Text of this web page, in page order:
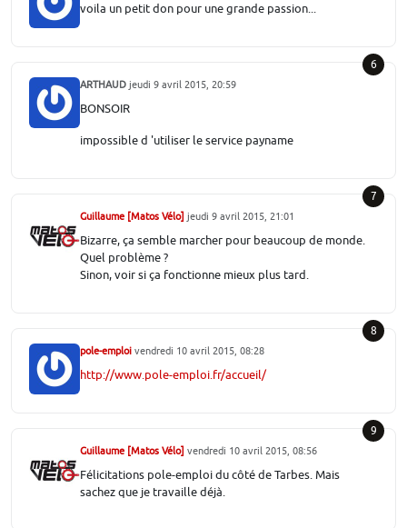
voila un petit don pour une grande passion...
6
ARTHAUD jeudi 9 avril 2015, 20:59
BONSOIR
impossible d 'utiliser le service payname
7
Guillaume [Matos Vélo] jeudi 9 avril 2015, 21:01
Bizarre, ça semble marcher pour beaucoup de monde.
Quel problème ?
Sinon, voir si ça fonctionne mieux plus tard.
8
pole-emploi vendredi 10 avril 2015, 08:28
http://www.pole-emploi.fr/accueil/
9
Guillaume [Matos Vélo] vendredi 10 avril 2015, 08:56
Félicitations pole-emploi du côté de Tarbes. Mais
sachez que je travaille déjà.